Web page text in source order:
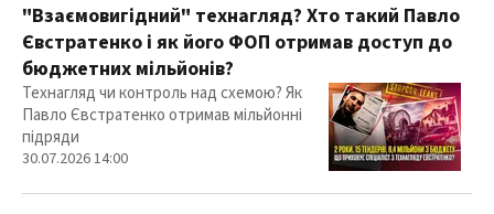
"Взаємовигідний" технагляд? Хто такий Павло
Євстратенко і як його ФОП отримав доступ до
бюджетних мільйонів?
Технагляд чи контроль над схемою? Як
Павло Євстратенко отримав мільйонні
підряди
30.07.2026 14:00